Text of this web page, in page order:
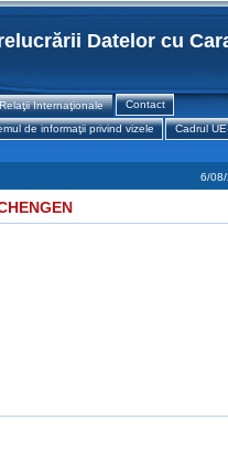
Datelor cu
Relaţii Internaţionale
Contact
de informaţii privind vizele Cadrul
6/